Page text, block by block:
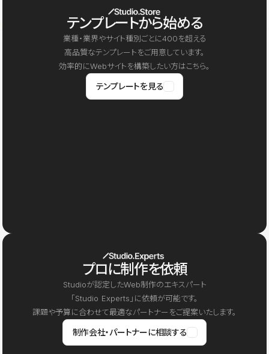
テンプレートから始める
業種・業界やサイト種別ごとに400を超える
高品質なテンプレートをご用意しています。
効率的にWebサイトを構築したい方はこちら。
テンプレートを見る
プロに制作を依頼
Studioが認定したWeb制作のエキスパート
「Studio Experts」に依頼が可能です。
課題や予算に合わせて最適なパートナーをご提案いたします。
制作会社・パートナーに相談する